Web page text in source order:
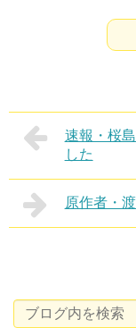
速報・桜
した
原作者・